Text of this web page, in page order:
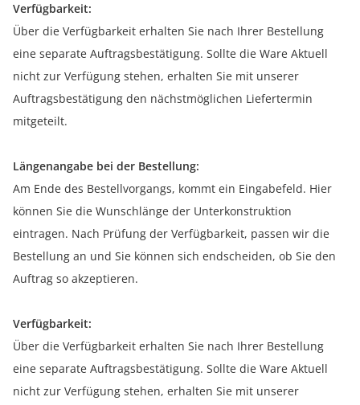
Verfügbarkeit:
Über die Verfügbarkeit erhalten Sie nach Ihrer Bestellung
eine separate Auftragsbestätigung. Sollte die Ware Aktuell
nicht zur Verfügung stehen, erhalten Sie mit unserer
Auftragsbestätigung den nächstmöglichen Liefertermin
mitgeteilt.
Längenangabe bei der Bestellung:
Am Ende des Bestellvorgangs, kommt ein Eingabefeld. Hier
können Sie die Wunschlänge der Unterkonstruktion
eintragen. Nach Prüfung der Verfügbarkeit, passen wir die
Bestellung an und Sie können sich endscheiden, ob Sie den
Auftrag so akzeptieren.
Verfügbarkeit:
Über die Verfügbarkeit erhalten Sie nach Ihrer Bestellung
eine separate Auftragsbestätigung. Sollte die Ware Aktuell
nicht zur Verfügung stehen, erhalten Sie mit unserer